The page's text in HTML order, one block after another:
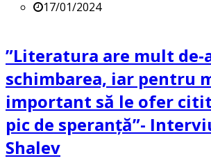
17/01/2024
”Literatura are mult de-
schimbarea, iar pentru
important să le ofer
pic de speranță”-
Shalev